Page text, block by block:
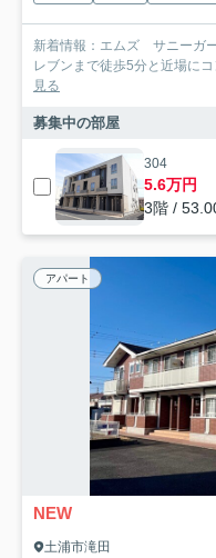
新着情報：エムズ サニーガ
レブンまで徒歩5分と近場に
見る
募集中の部屋
304
5.6万円
3階 /
アパート
NEW
土浦市滝田